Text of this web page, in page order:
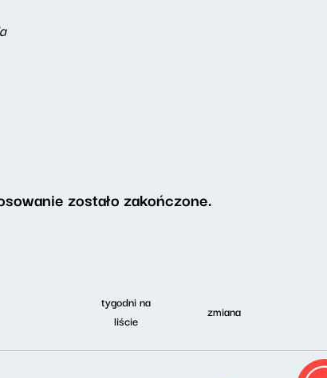
zostało zakończone.
tygodni na
liście
zmiana